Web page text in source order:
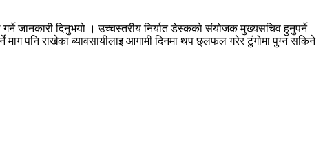
जानकारी दिनुभयो । उच्चस्तरीय निर्यात डेस्कको संयोजक मुख्यसचिव हुनुपर्ने
माग पनि राखेका ब्यावसायीलाइ आगामी दिनमा थप छ्लफल गरेर टुंगोमा पुग्न सकिने